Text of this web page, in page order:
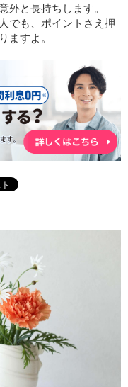
外と長持ちします。
でも、ポイントさえ押
ますよ。